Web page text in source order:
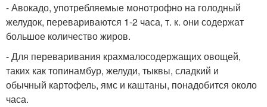
- Авокадо, употребляемые монотрофно на голодный
желудок, перевариваются 1-2 часа, т. к. они содержат
большое количество жиров.
- Для переваривания крахмалосодержащих овощей,
таких как топинамбур, желуди, тыквы, сладкий и
обычный картофель, ямс и каштаны, понадобится около
часа.